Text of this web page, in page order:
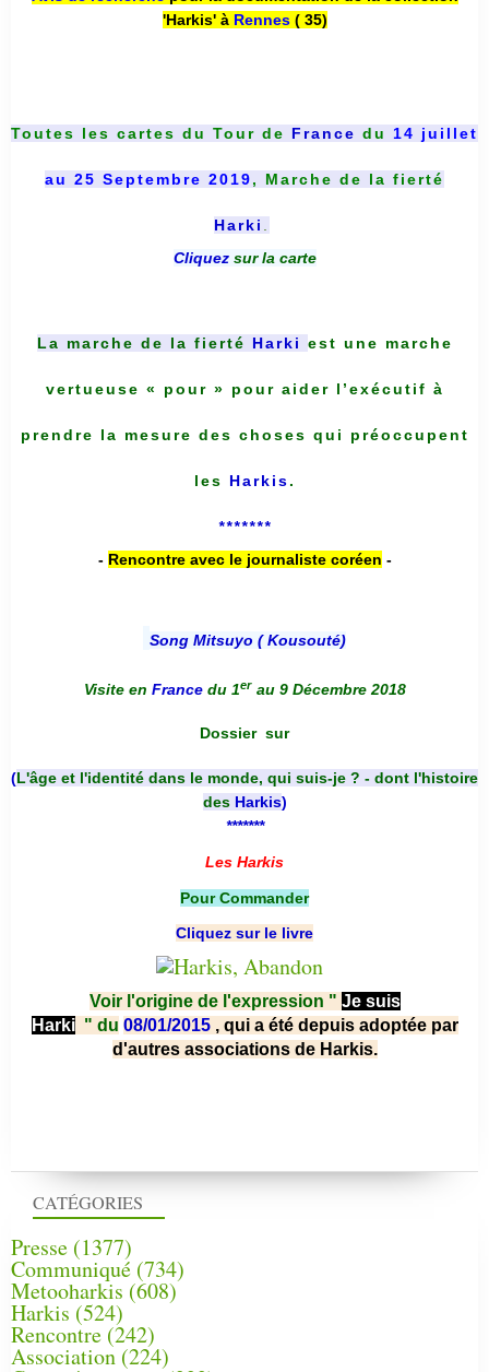
CATÉGORIES
Presse (1377)
Communiqué (734)
Metooharkis (608)
Harkis (524)
Rencontre (242)
Association (224)
'Harkis' à Rennes( 35)
Toutes les cartes du Tour de France du 14 juillet
au 25 Septembre 2019, Marche de la fierté
Harki .
Cliquez sur la carte
La marche de la fierté Harki est une marche
vertueuse « pour » pour aider l’exécutif à
prendre la mesure des choses qui préoccupent
les Harkis.
*******
- Rencontre avec le journaliste coréen -
Song Mitsuyo ( Kousouté)
Visite en France du 1er au 9 Décembre 2018
Dossier sur
(L'âge et l'identité dans le monde, qui suis-je ? - dont l'histoire
des Harkis)
*******
Les Harkis
Pour Commander
Cliquez sur le livre
Voir l'origine de l'expression " Je suis
Harki " du 08/01/2015 , qui a été depuis adoptée par
d'autres associations de Harkis.